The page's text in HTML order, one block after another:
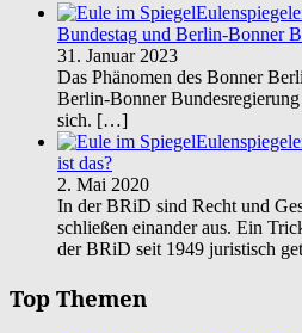
Bundestag und Berlin-Bonner
31. Januar 2023
Das Phänomen des Bonner
Berlin-Bonner
sich. […]
ist das?
2. Mai 2020
In der BRiD sind Recht und
schließen einander aus. Ein
der BRiD seit 1949 juristisch
Top Themen